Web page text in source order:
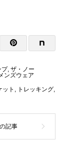
プ, ザ・ノー
ンズウェア
ット , トレッキング,